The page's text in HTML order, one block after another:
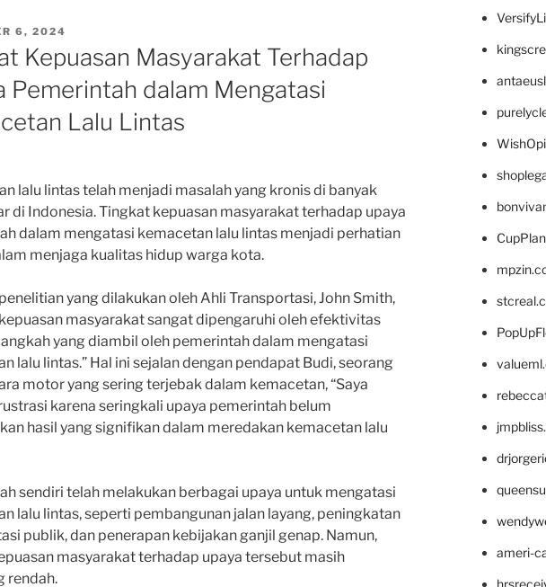
6, 2024
Kepuasan Masyarakat Terhadap
Pemerintah dalam Mengatasi
Lalu Lintas
lalu lintas telah menjadi masalah yang kronis di banyak
di Indonesia. Tingkat kepuasan masyarakat terhadap upaya
dalam mengatasi kemacetan lalu lintas menjadi perhatian
menjaga kualitas hidup warga kota.
yang dilakukan oleh Ahli Transportasi, John Smith,
masyarakat sangat dipengaruhi oleh efektivitas
yang diambil oleh pemerintah dalam mengatasi
lalu lintas.” Hal ini sejalan dengan pendapat Budi, seorang
motor yang sering terjebak dalam kemacetan, “Saya
karena seringkali upaya pemerintah belum
hasil yang signifikan dalam meredakan kemacetan lalu
sendiri telah melakukan berbagai upaya untuk mengatasi
lalu lintas, seperti pembangunan jalan layang, peningkatan
publik, dan penerapan kebijakan ganjil genap. Namun,
masyarakat terhadap upaya tersebut masih
rendah.
ameri-